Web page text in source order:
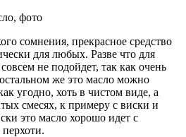
сомнения, прекрасное средство
для любых. Разве что для
не подойдет, так как очень
же это масло можно
угодно, хоть в чистом виде, а
смесях, к примеру с виски и
это масло хорошо идет с